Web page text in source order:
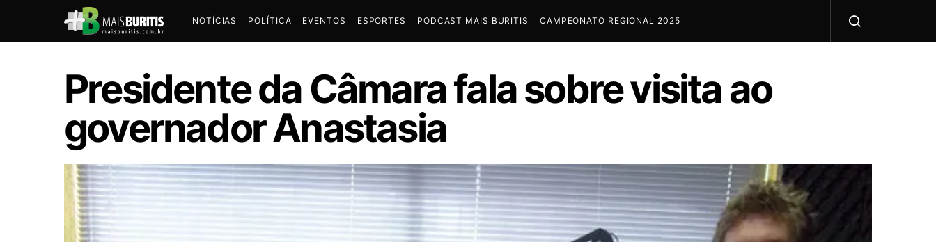
NOTÍCIAS POLÍTICA EVENTOS ESPORTES PODCAST MAIS BURITIS CAMPEONATO REGIONAL 2025
Presidente da Câmara fala sobre visita ao
governador Anastasia